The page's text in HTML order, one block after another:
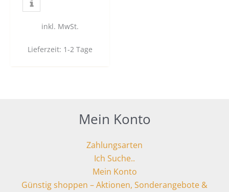
inkl. MwSt.
Lieferzeit: 1-2 Tage
Mein Konto
Zahlungsarten
Ich Suche..
Mein Konto
Günstig shoppen – Aktionen, Sonderangebote &